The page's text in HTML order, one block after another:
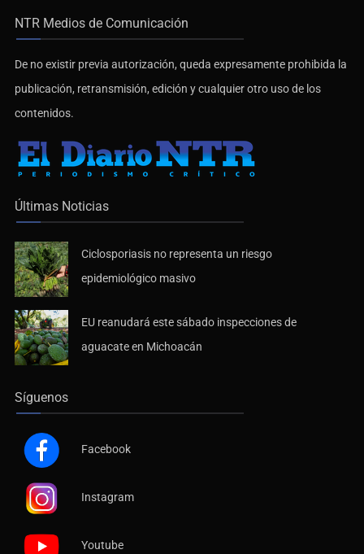
NTR Medios de Comunicación
De no existir previa autorización, queda expresamente prohibida la
publicación, retransmisión, edición y cualquier otro uso de los
contenidos.
Últimas Noticias
Ciclosporiasis no representa un riesgo
epidemiológico masivo
EU reanudará este sábado inspecciones de
aguacate en Michoacán
Síguenos
Facebook
Instagram
Youtube